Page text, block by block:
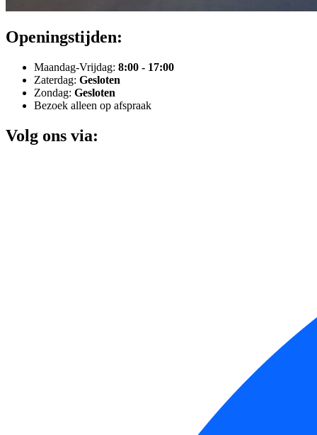
Openingstijden:
Maandag-Vrijdag: 8:00 - 17:00
Zaterdag: Gesloten
Zondag: Gesloten
Bezoek alleen op afspraak
Volg ons via: